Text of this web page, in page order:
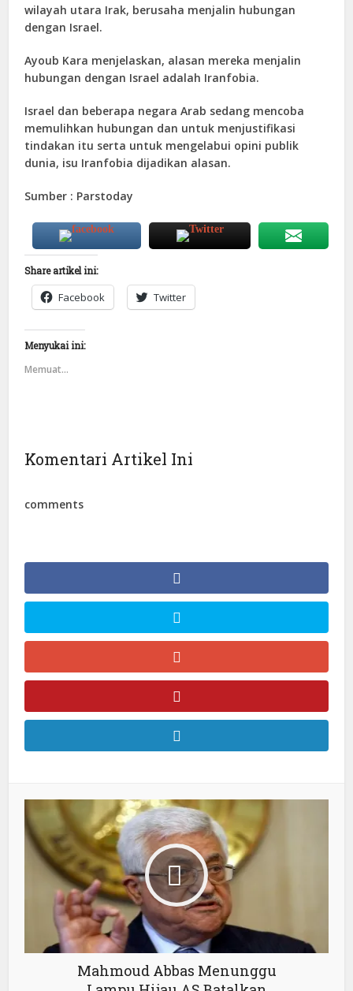
wilayah utara Irak, berusaha menjalin hubungan
dengan Israel.
Ayoub Kara menjelaskan, alasan mereka menjalin
hubungan dengan Israel adalah Iranfobia.
Israel dan beberapa negara Arab sedang mencoba
memulihkan hubungan dan untuk menjustifikasi
tindakan itu serta untuk mengelabui opini publik
dunia, isu Iranfobia dijadikan alasan.
Sumber : Parstoday
Share artikel ini:
Facebook Twitter
Menyukai ini:
Memuat...
Komentari Artikel Ini
comments
Mahmoud Abbas Menunggu